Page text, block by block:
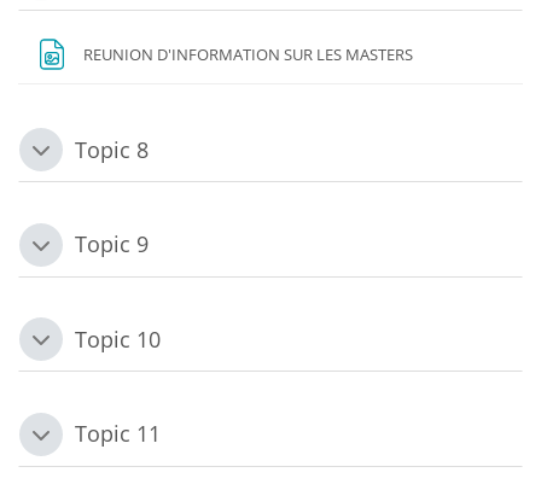
REUNION D'INFORMATION SUR LES MASTERS
ReplierTopic 8
ReplierTopic 9
ReplierTopic 10
ReplierTopic 11